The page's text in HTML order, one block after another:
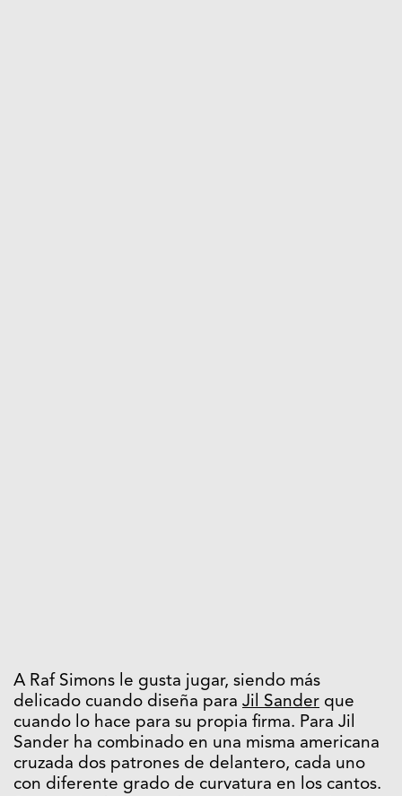
A Raf Simons le gusta jugar, siendo más
delicado cuando diseña para Jil Sander que
cuando lo hace para su propia firma. Para Jil
Sander ha combinado en una misma americana
cruzada dos patrones de delantero, cada uno
con diferente grado de curvatura en los cantos.